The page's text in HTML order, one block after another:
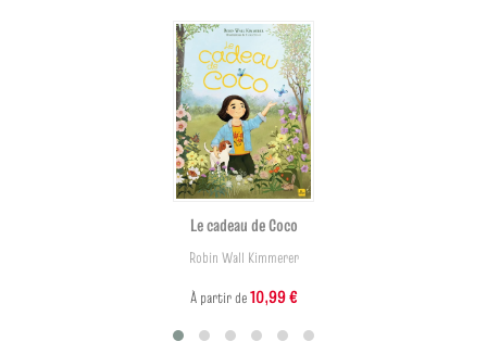
Le cadeau de Coco
Robin Wall Kimmerer
À partir de10,99 €